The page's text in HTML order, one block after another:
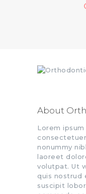
About
Lorem
nonummy
laoreet
volutpat. Ut
quis nostrud
suscipit